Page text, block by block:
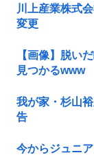
川上産業株式
変更
【画像】脱い
見つかるwww
我が家・杉山
告
今からジュニ